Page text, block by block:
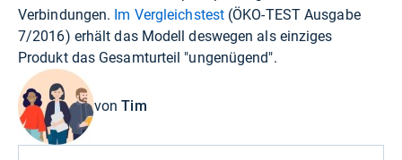
Verbindungen. Im Vergleichstest (ÖKO-TEST Ausgabe
7/2016) erhält das Modell deswegen als einziges
Produkt das Gesamturteil "ungenügend".
vonTim